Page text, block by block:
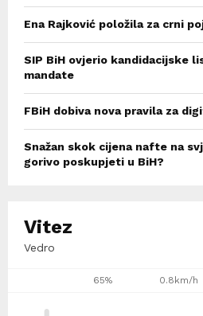
Ena Rajković položila za crni
SIP BiH ovjerio kandidacijske
mandate
FBiH dobiva nova pravila za
Snažan skok cijena nafte na
gorivo poskupjeti u BiH?
Vitez
Vedro
65% 0.8km/h